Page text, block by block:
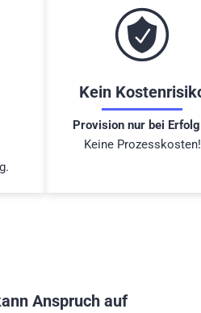
Kein
Provision nur bei Erfolg
Keine Prozesskosten!
Anspruch auf